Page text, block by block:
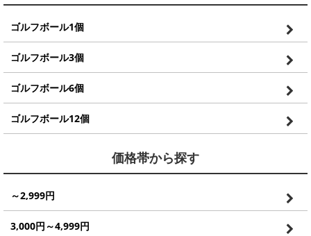
ゴルフボール1個
ゴルフボール3個
ゴルフボール6個
ゴルフボール12個
価格帯から探す
～2,999円
3,000円～4,999円